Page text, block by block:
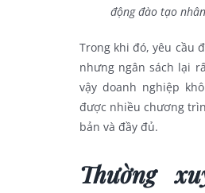
động đào tạo
Trong khi đó, yêu cầu
nhưng ngân sách lại
vậy doanh nghiệp
được nhiều chương
bản và đầy đủ.
Thường